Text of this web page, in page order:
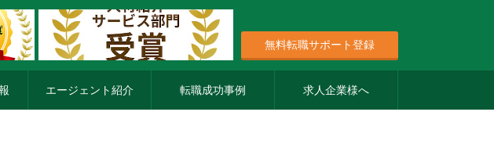
無料転職サポート登録
エージェント紹介 転職成功事例 求人企業様へ